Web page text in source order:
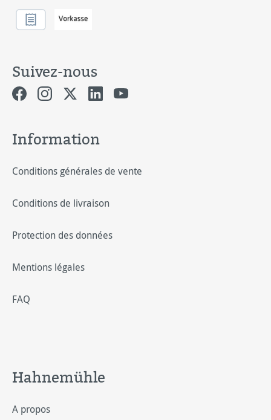
Suivez-nous
Information
Conditions générales de vente
Conditions de livraison
Protection des données
Mentions légales
FAQ
Hahnemühle
A propos